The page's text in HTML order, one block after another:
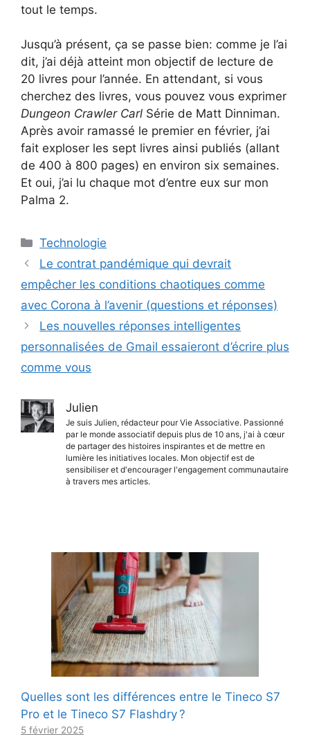
tout le temps.
Jusqu’à présent, ça se passe bien: comme je l’ai
dit, j’ai déjà atteint mon objectif de lecture de
20 livres pour l’année. En attendant, si vous
cherchez des livres, vous pouvez vous exprimer
Dungeon Crawler Carl Série de Matt Dinniman.
Après avoir ramassé le premier en février, j’ai
fait exploser les sept livres ainsi publiés (allant
de 400 à 800 pages) en environ six semaines.
Et oui, j’ai lu chaque mot d’entre eux sur mon
Palma 2.
Catégories
Technologie
Le contrat pandémique qui devrait
empêcher les conditions chaotiques comme
avec Corona à l’avenir (questions et réponses)
Les nouvelles réponses intelligentes
personnalisées de Gmail essaieront d’écrire plus
comme vous
Julien
Je suis Julien, rédacteur pour Vie Associative. Passionné
par le monde associatif depuis plus de 10 ans, j'ai à cœur
de partager des histoires inspirantes et de mettre en
lumière les initiatives locales. Mon objectif est de
sensibiliser et d'encourager l'engagement communautaire
à travers mes articles.
Quelles sont les différences entre le Tineco S7
Pro et le Tineco S7 Flashdry ?
5 février 2025